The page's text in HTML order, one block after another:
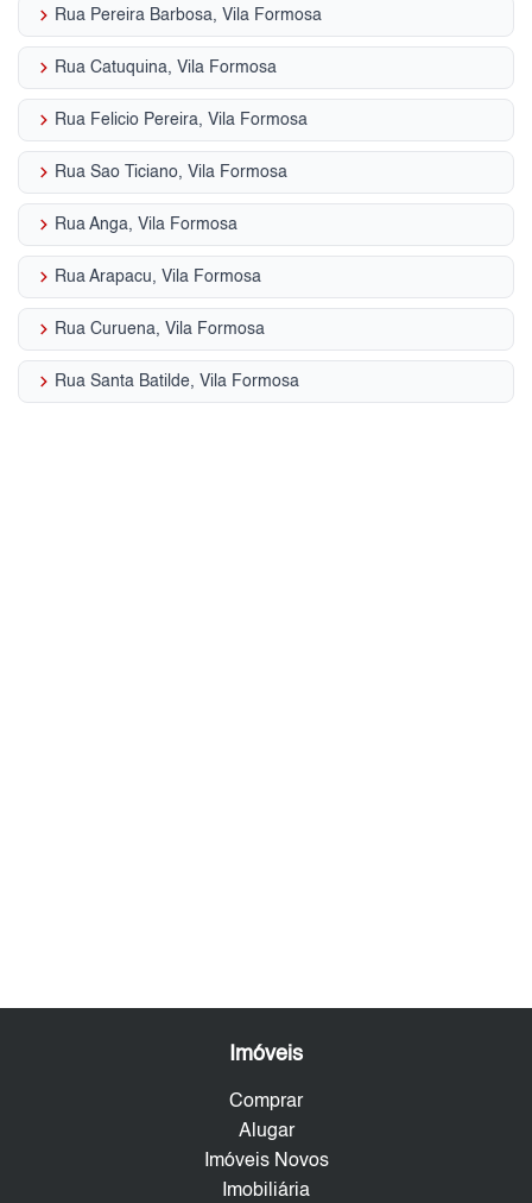
keyboard_arrow_right Rua Pereira Barbosa, Vila Formosa
keyboard_arrow_right Rua Catuquina, Vila Formosa
keyboard_arrow_right Rua Felicio Pereira, Vila Formosa
keyboard_arrow_right Rua Sao Ticiano, Vila Formosa
keyboard_arrow_right Rua Anga, Vila Formosa
keyboard_arrow_right Rua Arapacu, Vila Formosa
keyboard_arrow_right Rua Curuena, Vila Formosa
keyboard_arrow_right Rua Santa Batilde, Vila Formosa
Imóveis
Comprar
Alugar
Imóveis Novos
Imobiliária